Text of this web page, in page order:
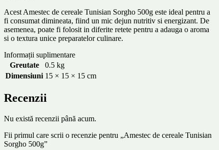
Acest Amestec de cereale Tunisian Sorgho 500g este ideal pentru a
fi consumat dimineata, fiind un mic dejun nutritiv si energizant. De
asemenea, poate fi folosit in diferite retete pentru a adauga o aroma
si o textura unice preparatelor culinare.
Informații suplimentare
Greutate
0.5 kg
Dimensiuni 15 × 15 × 15 cm
Recenzii
Nu există recenzii până acum.
Fii primul care scrii o recenzie pentru „Amestec de cereale Tunisian
Sorgho 500g”